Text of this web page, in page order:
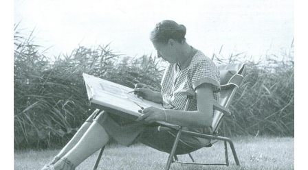
Gardens
of
Mien
Ruys